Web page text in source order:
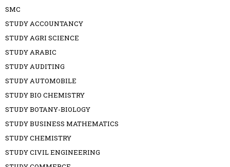
SMC
STUDY ACCOUNTANCY
STUDY AGRI SCIENCE
STUDY ARABIC
STUDY AUDITING
STUDY AUTOMOBILE
STUDY BIO CHEMISTRY
STUDY BOTANY-BIOLOGY
STUDY BUSINESS MATHEMATICS
STUDY CHEMISTRY
STUDY CIVIL ENGINEERING